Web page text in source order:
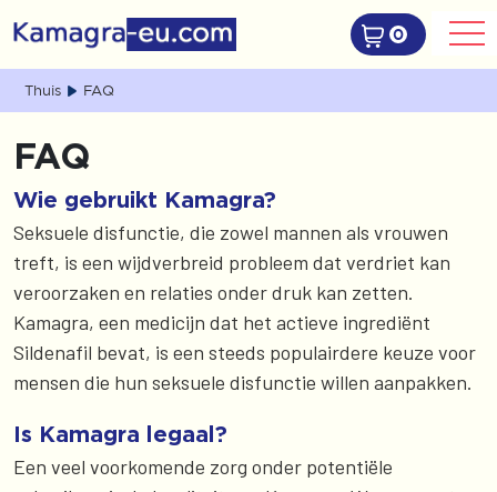
0
Thuis FAQ
FAQ
Wie gebruikt Kamagra?
Seksuele disfunctie, die zowel mannen als vrouwen
treft, is een wijdverbreid probleem dat verdriet kan
veroorzaken en relaties onder druk kan zetten.
Kamagra, een medicijn dat het actieve ingrediënt
Sildenafil bevat, is een steeds populairdere keuze voor
mensen die hun seksuele disfunctie willen aanpakken.
Is Kamagra legaal?
Een veel voorkomende zorg onder potentiële